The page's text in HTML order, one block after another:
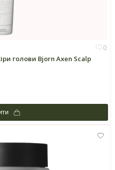
0
голови Bjorn Axen Scalp